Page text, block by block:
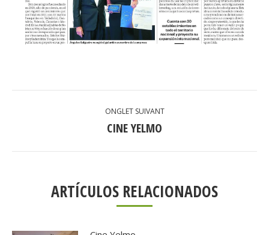
NAVIGATION
COMMENTAIRE
ONGLET SUIVANT
Onglet
CINE YELMO
ARTÍCULOS RELACIONADOS